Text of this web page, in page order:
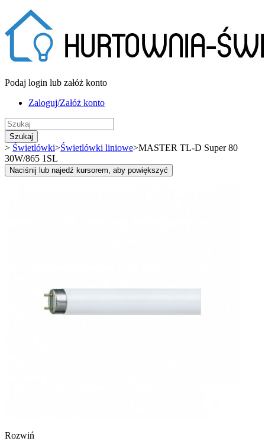
Podaj login lub załóż konto
Zaloguj/Załóż konto
Szukaj
> Świetlówki>Świetlówki liniowe>MASTER TL-D Super 80
30W/865 1SL
Naciśnij lub najedź kursorem, aby powiększyć
Rozwiń